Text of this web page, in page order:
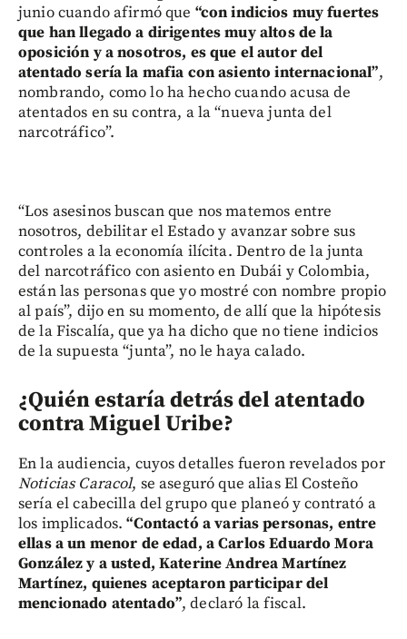
junio cuando afirmó que “con indicios muy fuertes
que han llegado a dirigentes muy altos de la
oposición y a nosotros, es que el autor del
atentado sería la mafia con asiento internacional”,
nombrando, como lo ha hecho cuando acusa de
atentados en su contra, a la “nueva junta del
narcotráfico”.
“Los asesinos buscan que nos matemos entre
nosotros, debilitar el Estado y avanzar sobre sus
controles a la economía ilícita. Dentro de la junta
del narcotráfico con asiento en Dubái y Colombia,
están las personas que yo mostré con nombre propio
al país”, dijo en su momento, de allí que la hipótesis
de la Fiscalía, que ya ha dicho que no tiene indicios
de la supuesta “junta”, no le haya calado.
¿Quién estaría detrás del atentado
contra Miguel Uribe?
En la audiencia, cuyos detalles fueron revelados por
Noticias Caracol, se aseguró que alias El Costeño
sería el cabecilla del grupo que planeó y contrató a
los implicados.“Contactó a varias personas, entre
ellas a un menor de edad, a Carlos Eduardo Mora
González y a usted, Katerine Andrea Martínez
Martínez, quienes aceptaron participar del
mencionado atentado”, declaró la fiscal.